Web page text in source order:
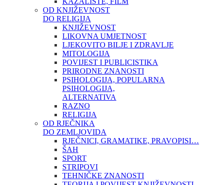
OD KNJIŽEVNOST
DO RELIGIJA
KNJIŽEVNOST
LIKOVNA UMJETNOST
LJEKOVITO BILJE I ZDRAVLJE
MITOLOGIJA
POVIJEST I PUBLICISTIKA
PRIRODNE ZNANOSTI
PSIHOLOGIJA, POPULARNA
PSIHOLOGIJA,
ALTERNATIVA
RAZNO
RELIGIJA
OD RJEČNIKA
DO ZEMLJOVIDA
RJEČNICI, GRAMATIKE, PRAVOPISI…
ŠAH
SPORT
STRIPOVI
TEHNIČKE ZNANOSTI